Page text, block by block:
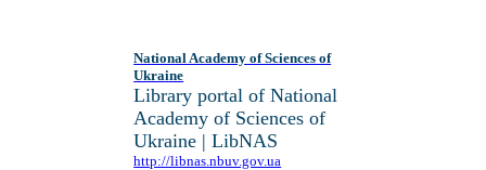
National Academy of Sciences of
Ukraine
Library portal of National
Academy of Sciences of
Ukraine | LibNAS
http://libnas.nbuv.gov.ua